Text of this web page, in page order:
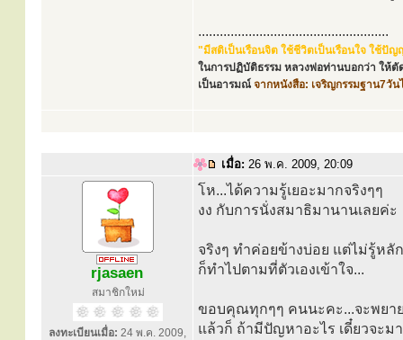
.....................................................
"มีสติเป็นเรือนจิต ใช้ชีวิตเป็นเรือนใจ ใช้ปั
ในการปฏิบัติธรรม หลวงพ่อท่านบอกว่า ให้ตั
เป็นอารมณ์ จากหนังสือ: เจริญกรรมฐาน7วั
เมื่อ: 26 พ.ค. 2009, 20:09
rjasaen
สมาชิกใหม่
ลงทะเบียนเมื่อ: 24 พ.ค. 2009,
โห...ได้ความรู้เยอะมากจริงๆๆ
งง กับการนั่งสมาธิมานานเลยค่ะ
จริงๆ ทำค่อยข้างบ่อย แต่ไม่รู้หลั
ก็ทำไปตามที่ตัวเองเข้าใจ...
ขอบคุณทุกๆๆ คนนะคะ...จะพยา
แล้วก็ ถ้ามีปัญหาอะไร เดี๋ยวจะม